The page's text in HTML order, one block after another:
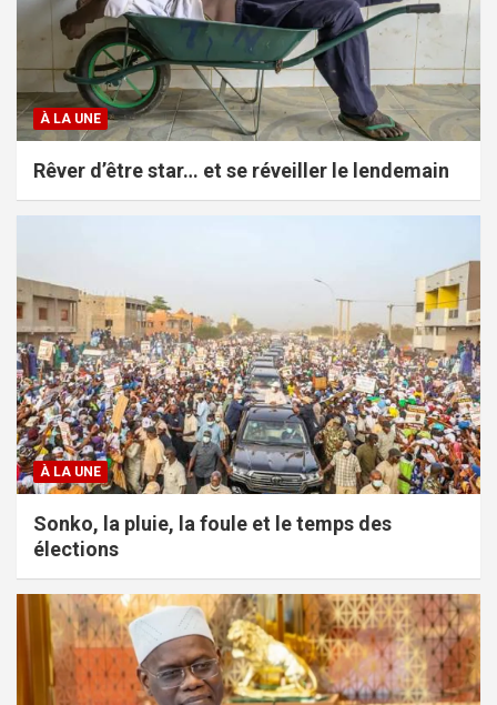
À LA UNE
Rêver d’être star… et se réveiller le lendemain
À LA UNE
Sonko, la pluie, la foule et le temps des
élections